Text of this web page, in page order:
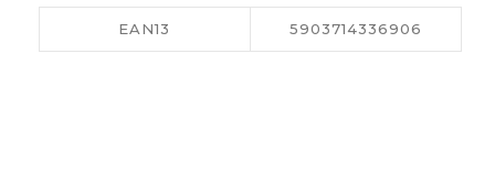
EAN13 5903714336906